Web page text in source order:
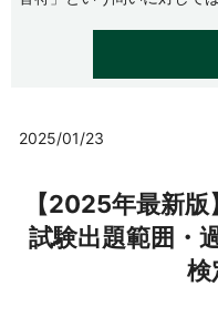
2025/01/23
【2025年最新
試験出題範囲・
検